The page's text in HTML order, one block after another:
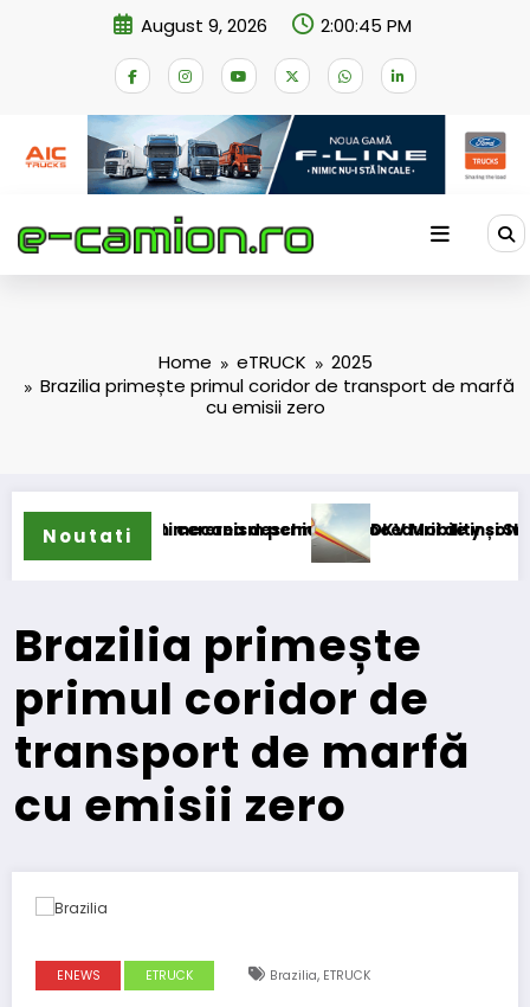
August 9, 2026 2:00:46 PM
Home eTRUCK
2025
Brazilia primește primul coridor de transport de marfă
cu emisii zero
Noutati
mecanism permanent
cererea deschiderii procedurii de insolvență
DKV Mobility și Shell își extind
Brazilia primește
primul coridor de
transport de marfă
cu emisii zero
ENEWS ETRUCK Brazilia, ETRUCK